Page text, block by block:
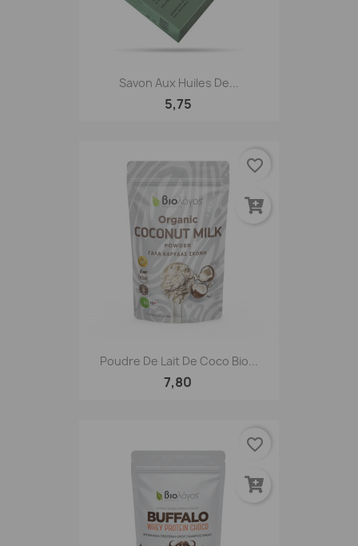
Savon Aux Huiles De...
5,75
Poudre De Lait De Coco Bio...
7,80
favorite_border
favorite_border